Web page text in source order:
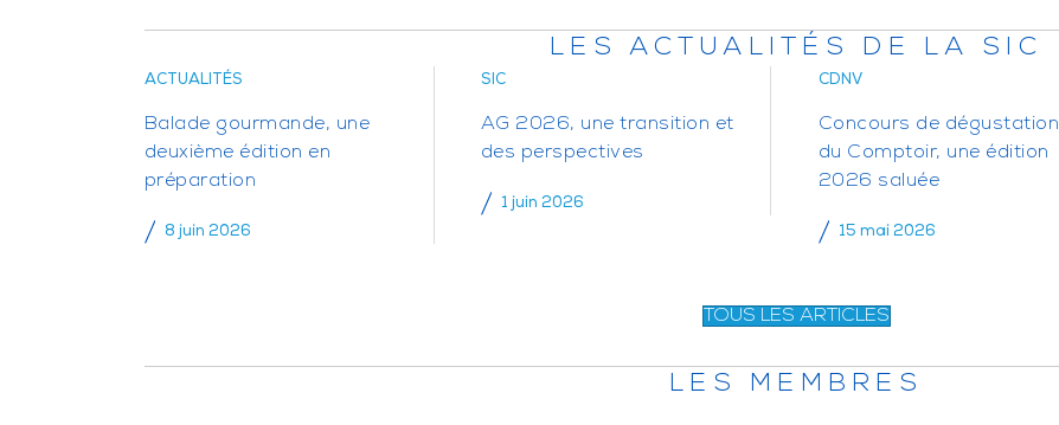
LES ACTUALITÉS DE LA SIC
ACTUALITÉS
Balade gourmande, une
deuxième édition en
préparation
8 juin 2026
SIC
AG 2026, une transition et
des perspectives
1 juin 2026
CDNV
Concours de dégustation
du Comptoir, une édition
2026 saluée
15 mai 2026
TOUS LES ARTICLES
LES MEMBRES